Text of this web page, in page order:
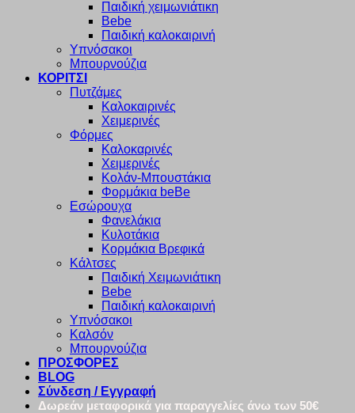
Παιδική χειμωνιάτικη
Bebe
Παιδική καλοκαιρινή
Υπνόσακοι
Μπουρνούζια
ΚΟΡΙΤΣΙ
Πυτζάμες
Καλοκαιρινές
Χειμερινές
Φόρμες
Καλοκαρινές
Χειμερινές
Κολάν-Μπουστάκια
Φορμάκια beBe
Εσώρουχα
Φανελάκια
Κυλοτάκια
Κορμάκια Βρεφικά
Κάλτσες
Παιδική Χειμωνιάτικη
Bebe
Παιδική καλοκαιρινή
Υπνόσακοι
Καλσόν
Μπουρνούζια
ΠΡΟΣΦΟΡΕΣ
BLOG
Σύνδεση / Εγγραφή
Δωρεάν μεταφορικά για παραγγελίες άνω των 50€